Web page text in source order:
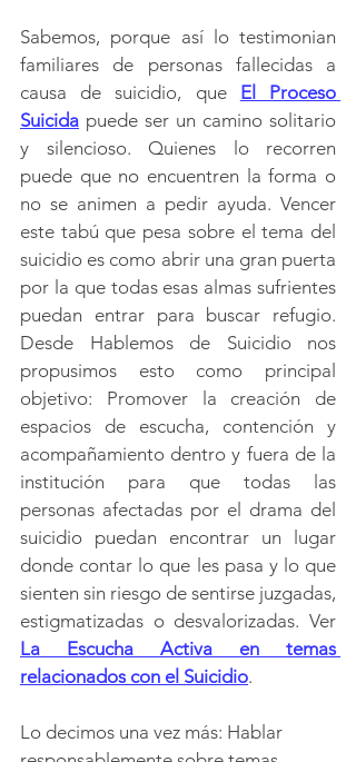
Sabemos, porque así lo testimonian
familiares de personas fallecidas a
causa de suicidio, que
El Proceso
Suicida puede ser un camino solitario
y silencioso. Quienes lo recorren
puede que no encuentren la forma o
no se animen a pedir ayuda. Vencer
este tabú que pesa sobre el tema del
suicidio es como abrir una gran puerta
por la que todas esas almas sufrientes
puedan entrar para buscar refugio.
Desde Hablemos de Suicidio nos
propusimos esto como principal
objetivo: Promover la creación de
espacios de escucha, contención y
acompañamiento dentro y fuera de la
institución para que todas las
personas afectadas por el drama del
suicidio puedan encontrar un lugar
donde contar lo que les pasa y lo que
sienten sin riesgo de sentirse juzgadas,
La Escucha Activa en temas
relacionados con el Suicidio.
Lo decimos una vez más: Hablar